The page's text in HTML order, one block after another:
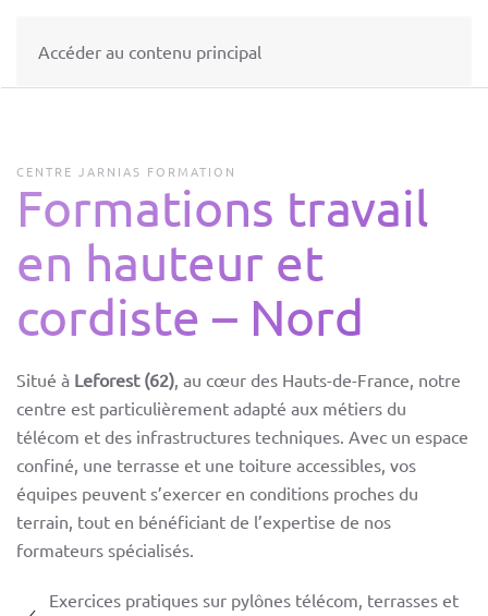
Accéder au contenu principal
CENTRE JARNIAS FORMATION
Formations travail
en hauteur et
cordiste – Nord
Situé à Leforest (62), au cœur des Hauts-de-France, notre
centre est particulièrement adapté aux métiers du
télécom et des infrastructures techniques. Avec un espace
confiné, une terrasse et une toiture accessibles, vos
équipes peuvent s’exercer en conditions proches du
terrain, tout en bénéficiant de l’expertise de nos
formateurs spécialisés.
Exercices pratiques sur pylônes télécom, terrasses et